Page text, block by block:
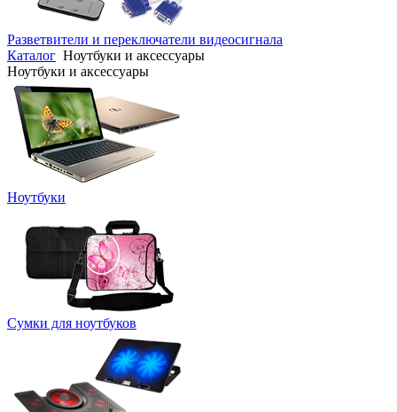
Разветвители и переключатели видеосигнала
Каталог Ноутбуки и аксессуары
Ноутбуки и аксессуары
Ноутбуки
Сумки для ноутбуков